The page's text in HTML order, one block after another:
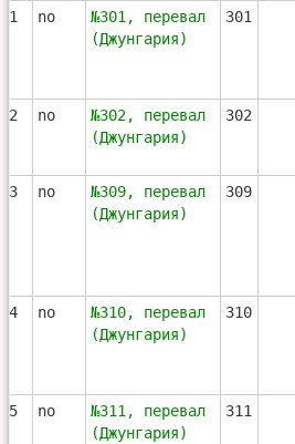
11 no
№301, перевал
(Джунгария)
301
12 no
№302, перевал
(Джунгария)
302
13 no
№309, перевал
(Джунгария)
309
14 no
№310, перевал
(Джунгария)
310
15 no
№311, перевал
(Джунгария)
311